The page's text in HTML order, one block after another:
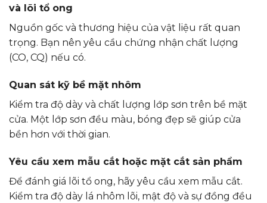
và lõi tổ ong
Nguồn gốc và thương hiệu của vật liệu rất quan
trọng. Bạn nên yêu cầu chứng nhận chất lượng
(CO, CQ) nếu có.
Quan sát kỹ bề mặt nhôm
Kiểm tra độ dày và chất lượng lớp sơn trên bề mặt
cửa. Một lớp sơn đều màu, bóng đẹp sẽ giúp cửa
bền hơn với thời gian.
Yêu cầu xem mẫu cắt hoặc mặt cắt sản phẩm
Để đánh giá lõi tổ ong, hãy yêu cầu xem mẫu cắt.
Kiểm tra độ dày lá nhôm lõi, mật độ và sự đồng đều